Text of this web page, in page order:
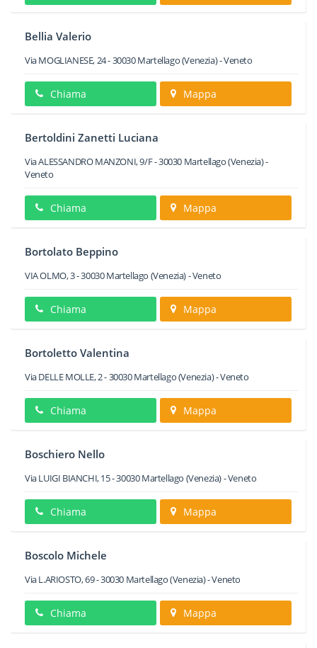
Bellia Valerio
Via MOGLIANESE, 24-30030Martellago(Venezia) -Veneto
Chiama Mappa
Bertoldini Zanetti Luciana
Via ALESSANDRO MANZONI, 9/F-30030 Martellago(Venezia) -
Veneto
Chiama Mappa
Bortolato Beppino
VIA OLMO, 3-30030Martellago (Venezia) -Veneto
Chiama Mappa
Bortoletto Valentina
Via DELLE MOLLE, 2-30030Martellago(Venezia) -Veneto
Chiama Mappa
Boschiero Nello
Via LUIGI BIANCHI, 15-30030Martellago (Venezia) -Veneto
Chiama Mappa
Boscolo Michele
Via L.ARIOSTO, 69-30030 Martellago(Venezia) -Veneto
Chiama Mappa